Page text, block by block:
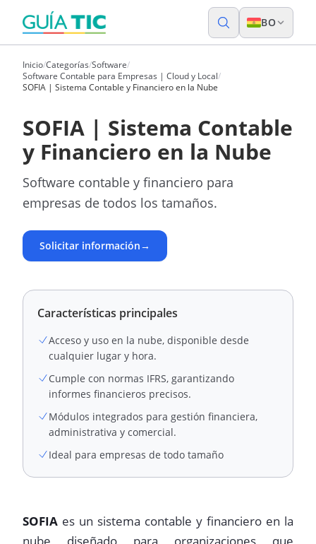
BO
Inicio/Categorías/Software/
Software Contable para Empresas | Cloud y Local/
SOFIA | Sistema Contable y Financiero en la Nube
SOFIA | Sistema Contable
y Financiero en la Nube
Software contable y financiero para
empresas de todos los tamaños.
Solicitar información→
Características principales
Acceso y uso en la nube, disponible desde
cualquier lugar y hora.
Cumple con normas IFRS, garantizando
informes financieros precisos.
Módulos integrados para gestión financiera,
administrativa y comercial.
Ideal para empresas de todo tamaño
SOFIA es un sistema contable y financiero en la